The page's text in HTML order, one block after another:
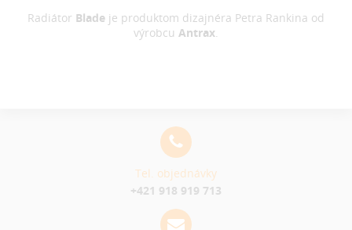
Radiátor Blade je produktom dizajnéra Petra Rankina od
výrobcu Antrax
Tel. objednávky
+421 918 919 713